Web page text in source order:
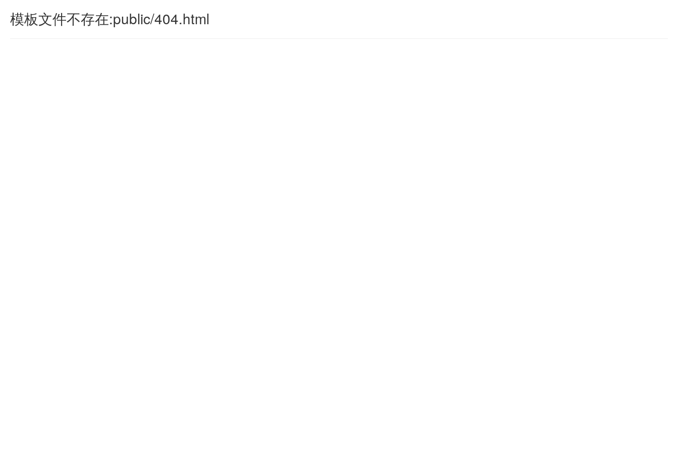
模板文件不存在:public/404.html